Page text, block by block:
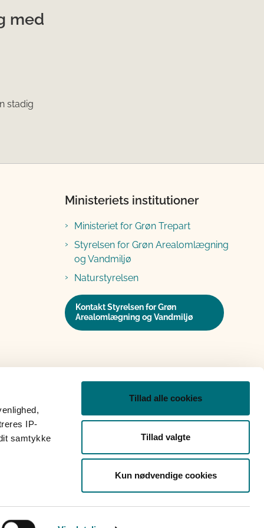
IP-
samtykke
Tillad alle cookies
Tillad valgte
Kun nødvendige cookies
med
stadig
Ministeriets institutioner
Ministeriet for Grøn Trepart
Styrelsen for Grøn Arealomlægning
og Vandmiljø
Naturstyrelsen
Kontakt Styrelsen for Grøn
Arealomlægning og Vandmiljø
Grypp skærmdeling